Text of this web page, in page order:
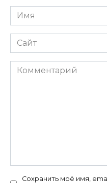
Имя
*
Сайт
Комментарий
Сохранить моё имя,